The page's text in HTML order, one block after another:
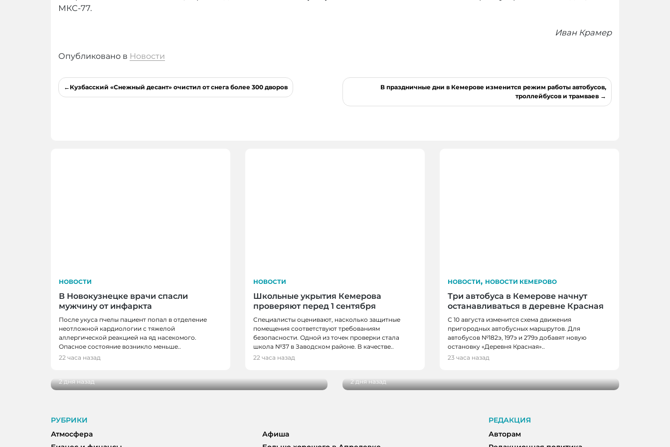
МКС-77.
Иван Крамер
Опубликовано в Новости
Навигация
по
Кузбасский «Снежный десант» очистил от снега более 300 дворов
В праздничные дни в Кемерове изменится режим работы автобусов,
троллейбусов и трамваев
НОВОСТИ
В Новокузнецке врачи спасли
мужчину от инфаркта
После укуса пчелы пациент попал в отделение
неотложной кардиологии с тяжелой
аллергической реакцией на яд насекомого.
Опасное состояние возникло меньше..
22 часа назад
НОВОСТИ
Школьные укрытия Кемерова
проверяют перед 1 сентября
Специалисты оценивают, насколько защитные
помещения соответствуют требованиям
безопасности. Одной из точек проверки стала
школа №37 в Заводском районе. В качестве..
22 часа назад
НОВОСТИ, НОВОСТИ КЕМЕРОВО
Три автобуса в Кемерове начнут
останавливаться в деревне Красная
С 10 августа изменится схема движения
пригородных автобусных маршрутов. Для
автобусов №182э, 197э и 279э добавят новую
остановку «Деревня Красная»..
23 часа назад
НОВОСТИ
В Кузбассе наградили лучших тренеров, спортсменов и
2 дня назад
НОВОСТИ, НОВОСТИ КЕМЕРОВО
В Кемерове более 280 школьников получили помощь перед
2 дня назад
РУБРИКИ
Атмосфера
Афиша
РЕДАКЦИЯ
Авторам